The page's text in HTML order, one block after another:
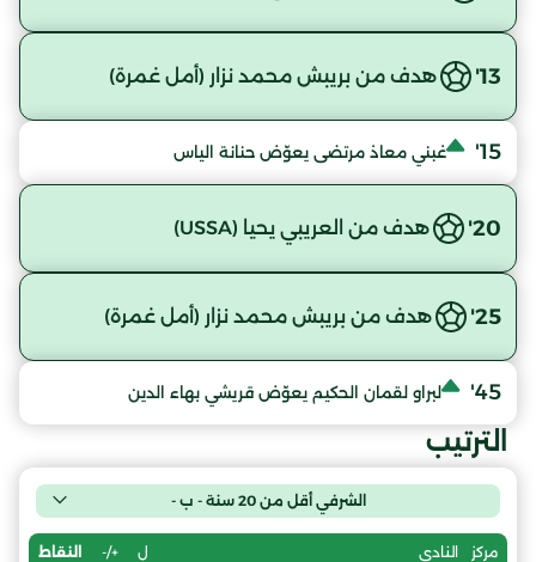
13' هدف من بريبش محمد نزار (أمل غمرة)
15' غبني معاذ مرتضى يعوّض حنانة الياس
20' هدف من العريبي يحيا (USSA)
25' هدف من بريبش محمد نزار (أمل غمرة)
45' لبراو لقمان الحكيم يعوّض قريشي بهاء الدين
الترتيب
الشرفي أقل من 20 سنة - ب -
مركز النادي ل +/- النقاط